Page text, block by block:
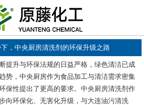
，中央厨房清洗剂的环保升级之路
提升与环保法规的日益严格，绿色清洁已成
势，中央厨房作为食品加工与清洁需求密集
保性提出了更高的要求。中央厨房清洗剂作
向环保化、无害化升级，与大连油污清洗